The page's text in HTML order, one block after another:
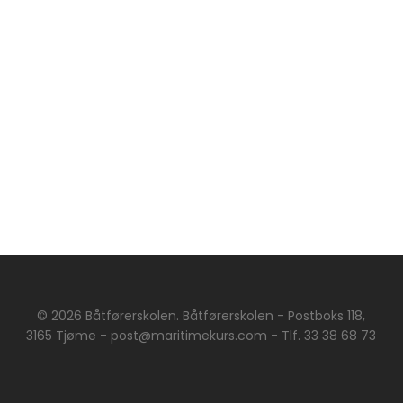
© 2026 Båtførerskolen. Båtførerskolen - Postboks 118,
3165 Tjøme - post@maritimekurs.com - Tlf. 33 38 68 73